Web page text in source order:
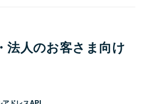
法人のお客さま向け